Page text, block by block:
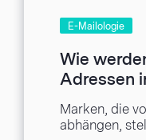
E-Mailologie
Wie
Adressen
Marken, die
abhängen,